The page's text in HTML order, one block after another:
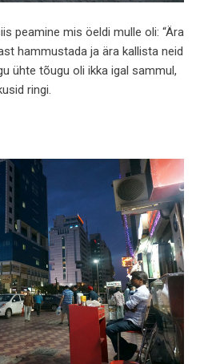
peamine mis öeldi mulle oli: “Ära
hammustada ja ära kallista neid
ühte tõugu oli ikka igal sammul,
ringi.